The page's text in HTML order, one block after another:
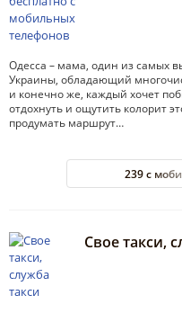
Одесса – мама, один из самых
Украины, обладающий
и конечно же, каждый хочет
отдохнуть и ощутить колорит
продумать маршрут…
239 с
Свое такси,